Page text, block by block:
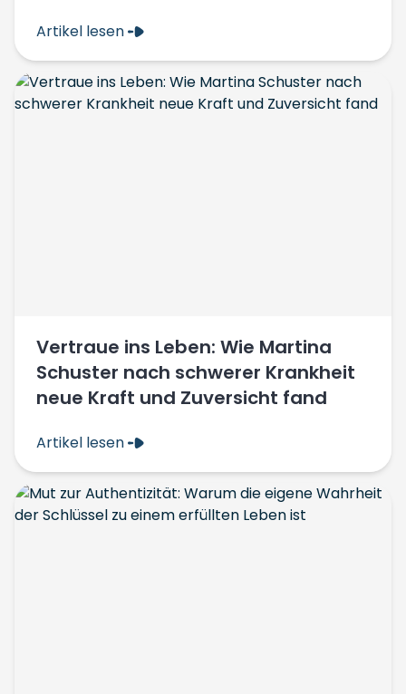
Artikel lesen
Vertraue ins Leben: Wie Martina
Schuster nach schwerer Krankheit
neue Kraft und Zuversicht fand
Artikel lesen